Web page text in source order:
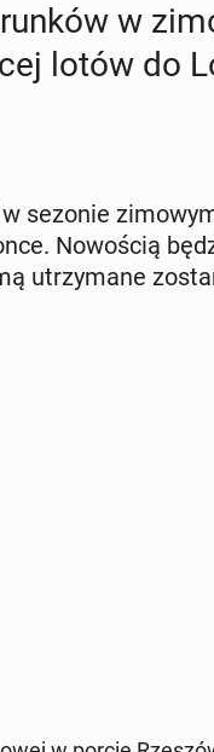
w
lotów do
sezonie
No­wo­ścią
utrzy­ma­ne